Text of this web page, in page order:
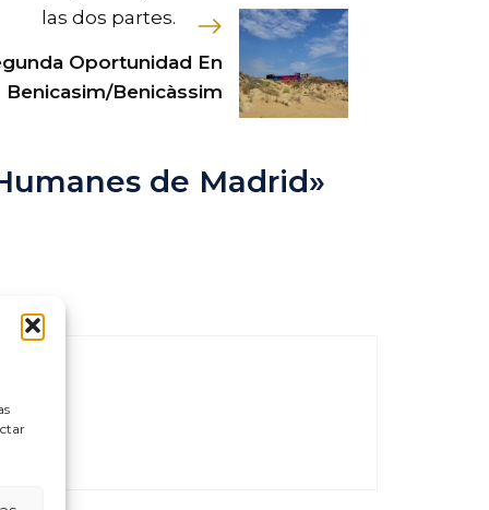
las dos partes.
Oportunidad En
Benicasim/Benicàssim
de Madrid»